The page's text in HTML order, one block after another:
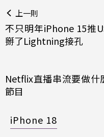
上一則
不只明年iPhone 15推
掰了Lightning接孔
Netflix直播串流要做什
節目
iPhone 18